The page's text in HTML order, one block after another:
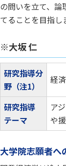
の問いを立て、
てることを目指し
※大坂 仁
研究指導分
野（注1）
経
研究指導
テーマ
ア
や
大学院志願者へ